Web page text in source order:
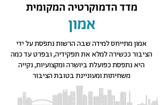
אמון מתייחס למידה שבה הרשות נתפסת על ידי
הציבור ככשירה למלא את תפקידיה, ובפרט עד כמה
היא נתפסת כפועלת ביושרה ומקצועיות, נקייה
משחיתות ומעוניינת בטובת הציבור
אמון
מדד הדמוקרטיה המקומית